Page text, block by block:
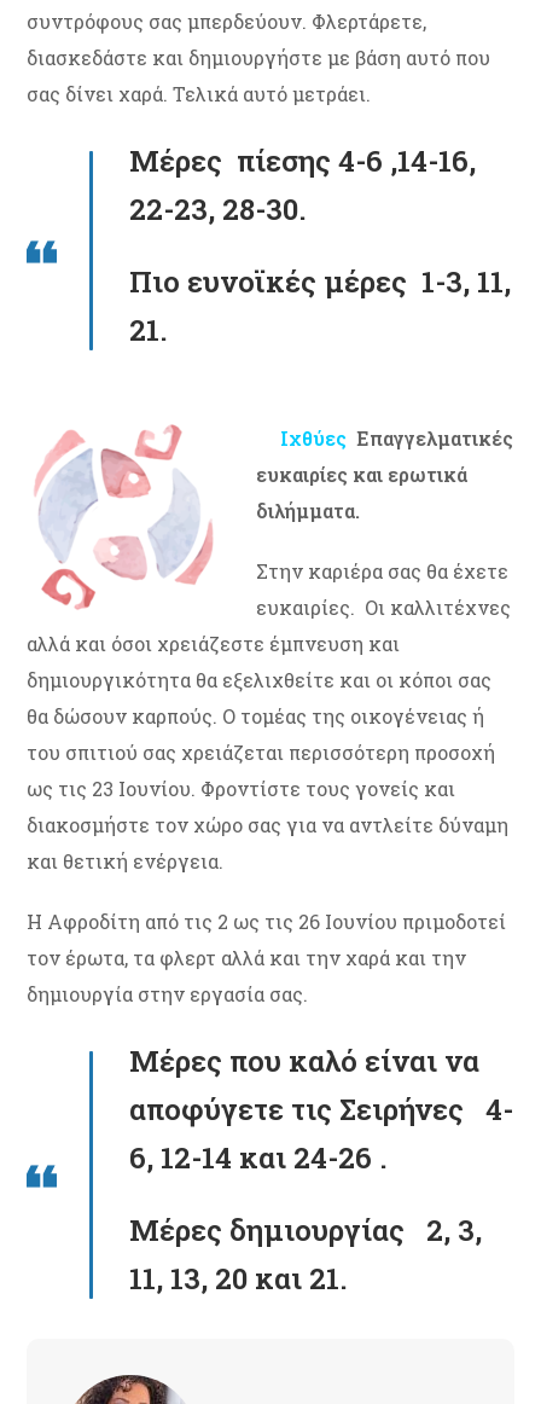
συντρόφους σας μπερδεύουν. Φλερτάρετε,
διασκεδάστε και δημιουργήστε με βάση αυτό που
σας δίνει χαρά. Τελικά αυτό μετράει.
Μέρες πίεσης 4-6 ,14-16,
22-23, 28-30.
Πιο ευνοϊκές μέρες 1-3, 11,
21.
Ιχθύες Επαγγελματικές
ευκαιρίες και ερωτικά
διλήμματα.
Στην καριέρα σας θα έχετε
ευκαιρίες. Οι καλλιτέχνες
αλλά και όσοι χρειάζεστε έμπνευση και
δημιουργικότητα θα εξελιχθείτε και οι κόποι σας
θα δώσουν καρπούς. Ο τομέας της οικογένειας ή
του σπιτιού σας χρειάζεται περισσότερη προσοχή
ως τις 23 Ιουνίου. Φροντίστε τους γονείς και
διακοσμήστε τον χώρο σας για να αντλείτε δύναμη
και θετική ενέργεια.
Η Αφροδίτη από τις 2 ως τις 26 Ιουνίου πριμοδοτεί
τον έρωτα, τα φλερτ αλλά και την χαρά και την
δημιουργία στην εργασία σας.
Μέρες που καλό είναι να
αποφύγετε τις Σειρήνες 4-
6, 12-14 και 24-26 .
Μέρες δημιουργίας 2, 3,
11, 13, 20 και 21.